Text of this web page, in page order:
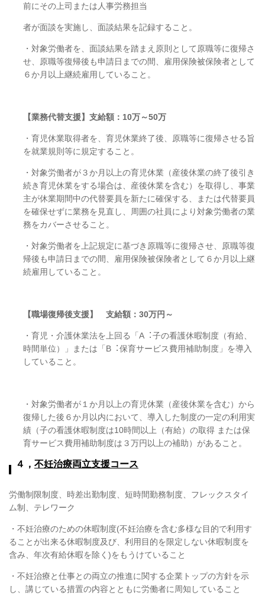
前にその上司または⼈事労務担当
者が面談を実施し、面談結果を記録すること。
・対象労働者を、面談結果を踏まえ原則として原職等に復帰さ
せ、原職等復帰後も申請日までの間、雇用保険被保険者として
６か月以上継続雇用していること。
【業務代替支援】支給額： 10万～50万
・育児休業取得者を、育児休業終了後、原職等に復帰させる旨
を就業規則等に規定すること。
・対象労働者が３か月以上の育児休業（産後休業の終了後引き
続き育児休業をする場合は、産後休業を含む）を取得し、事業
主が休業期間中の代替要員を新たに確保する、または代替要員
を確保せずに業務を⾒直し、周囲の社員により対象労働者の業
務をカバーさせること。
・対象労働者を上記規定に基づき原職等に復帰させ、原職等復
帰後も申請日までの間、雇用保険被保険者として６か月以上継
続雇用していること。
【職場復帰後支援】 支給額： 30万円～
・育児・介護休業法を上回る「 A︓⼦の看護休暇制度（有給、
時間単位）」または「 B︓保育サービス費用補助制度」を導⼊
していること。
・対象労働者が１か月以上の育児休業（産後休業を含む）から
復帰した後６か月以内において、導⼊した制度の⼀定の利用実
績（⼦の看護休暇制度は10時間以上（有給）の取得 または保
育サービス費用補助制度は３万円以上の補助）があること。
４， 不妊治療両立支援コース
労働制限制度、時差出勤制度、短時間勤務制度、フレックスタイ
ム制、テレワーク
・不妊治療のための休暇制度(不妊治療を含む多様な目的で利用す
ることが出来る休暇制度及び、利用目的を限定しない休暇制度を
含み、年次有給休暇を除く )をもうけていること
・不妊治療と仕事との両立の推進に関する企業トップの方針を示
し、講じている措置の内容とともに労働者に周知していること